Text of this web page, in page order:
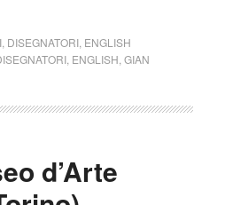
, DISEGNATORI, ENGLISH
, ENGLISH GIAN
d’Arte